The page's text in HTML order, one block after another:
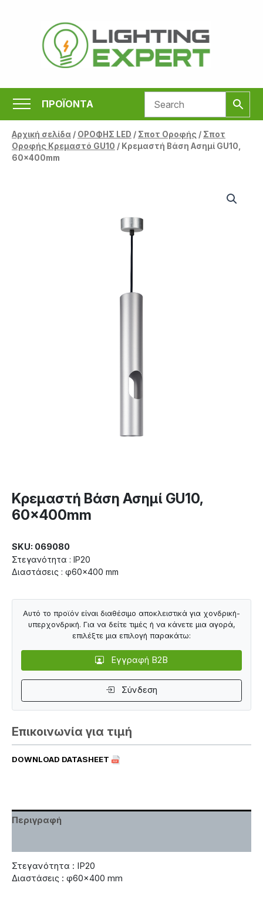
περιεχόμενο
ΠΡΟΪΟΝΤΑ
Αρχική σελίδα/ ΟΡΟΦΗΣ LED / Σποτ Οροφής / Σποτ
Οροφής Κρεμαστό GU10 / Κρεμαστή Βάση Ασημί GU10,
60x400mm
Κρεμαστή Βάση Ασημί GU10,
60x400mm
Επικοινωνία για τιμή
SKU: 069080
Στεγανότητα : IP20
Διαστάσεις : φ60×400 mm
DOWNLOAD DATASHEET
Αυτό το προϊόν είναι διαθέσιμο αποκλειστικά για χονδρική-
υπερχονδρική. Για να δείτε τιμές ή να κάνετε μια αγορά,
επιλέξτε μια επιλογή παρακάτω:
Εγγραφή B2B
Σύνδεση
Περιγραφή
Στεγανότητα : IP20
Διαστάσεις : φ60×400 mm